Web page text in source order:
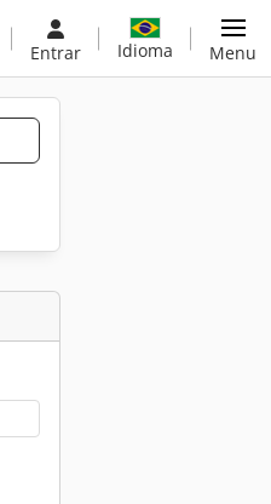
Entrar Idioma Menu